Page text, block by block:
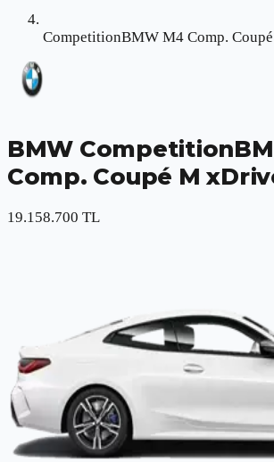
CompetitionBMW M4 Comp.
BMW
Comp. Coupé M
19.158.700 TL